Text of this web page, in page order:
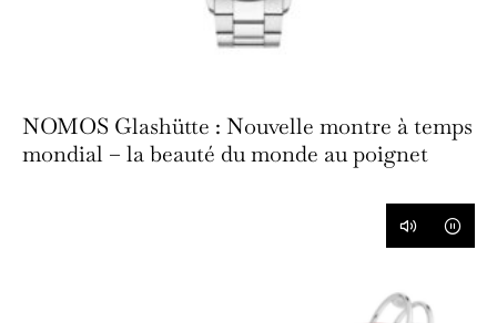
NOMOS Glashütte : Nouvelle montre à temps
mondial – la beauté du monde au poignet